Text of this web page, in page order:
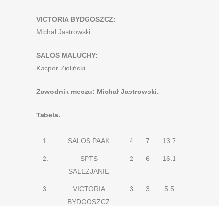
VICTORIA BYDGOSZCZ:
Michał Jastrowski.
SALOS MALUCHY:
Kacper Zieliński.
Zawodnik meczu: Michał Jastrowski.
Tabela:
1. SALOS PAAK 4 7 13:7
2.
SPTS
SALEZJANIE
2 6 16:1
3.
VICTORIA
BYDGOSZCZ
3 3 5:5